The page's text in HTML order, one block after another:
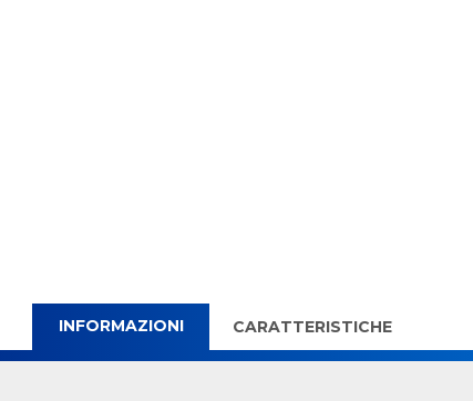
INFORMAZIONI CARATTERISTICHE